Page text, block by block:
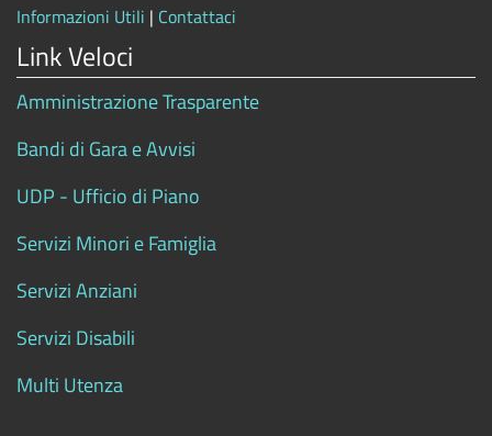
Informazioni Utili | Contattaci
Link Veloci
Amministrazione Trasparente
Bandi di Gara e Avvisi
UDP - Ufficio di Piano
Servizi Minori e Famiglia
Servizi Anziani
Servizi Disabili
Multi Utenza